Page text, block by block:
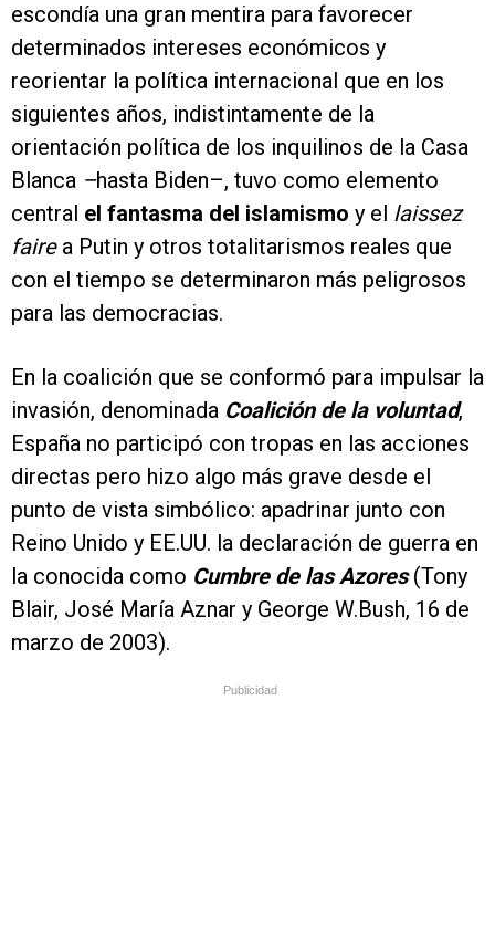
escondía una gran mentira para favorecer
determinados intereses económicos y
reorientar la política internacional que en los
siguientes años, indistintamente de la
orientación política de los inquilinos de la Casa
Blanca –hasta Biden–, tuvo como elemento
central el fantasma del islamismo y el laissez
fairea Putin y otros totalitarismos reales que
con el tiempo se determinaron más peligrosos
para las democracias.
En la coalición que se conformó para impulsar la
invasión, denominada Coalición de la voluntad,
España no participó con tropas en las acciones
directas pero hizo algo más grave desde el
punto de vista simbólico: apadrinar junto con
Reino Unido y EE.UU. la declaración de guerra en
la conocida como Cumbre de las Azores(Tony
Blair, José María Aznar y George W.Bush, 16 de
marzo de 2003).
Publicidad